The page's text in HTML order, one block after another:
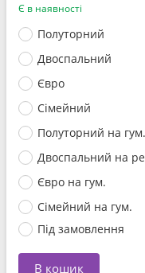
Є в наявності
Полуторний
Двоспальний
Євро
Сімейний
Полуторний на гум.
Двоспальний на
Євро на гум.
Сімейний на гум.
Під замовлення
В кошик